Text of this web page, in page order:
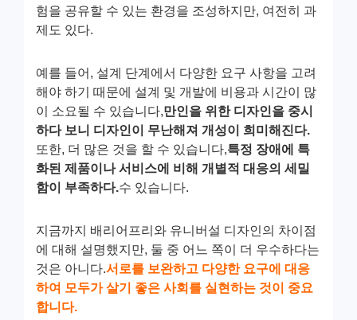
험을 공유할 수 있는 환경을 조성하지만, 여전히 과
제도 있다.
예를 들어, 설계 단계에서 다양한 요구 사항을 고려
해야 하기 때문에 설계 및 개발에 비용과 시간이 많
이 소요될 수 있습니다,만인을 위한 디자인을 중시
하다 보니 디자인이 무난해져 개성이 희미해진다.
또한, 더 많은 것을 할 수 있습니다,특정 장애에 특
화된 제품이나 서비스에 비해 개별적 대응의 세밀
함이 부족하다.수 있습니다.
지금까지 배리어프리와 유니버설 디자인의 차이점
에 대해 설명했지만, 둘 중 어느 쪽이 더 우수하다는
것은 아니다.서로를 보완하고 다양한 요구에 대응
하여 모두가 살기 좋은 사회를 실현하는 것이 중요
합니다.